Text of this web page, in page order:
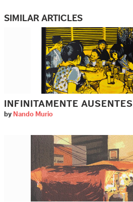
SIMILAR ARTICLES
INFINITAMENTE AUSENTES
by Nando Murio